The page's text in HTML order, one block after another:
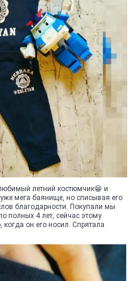
летний костюмчик😁 и
мега баянище, но списывая его
благодарности. Покупали мы
полных 4 лет, сейчас этому
он его носил. Спрятала